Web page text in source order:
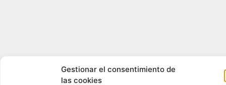
Gestionar el consentimiento de
las cookies